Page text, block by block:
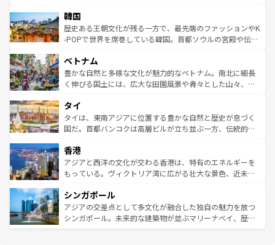
ワイを、存分に味わってほしい。 なお、新着のハワイ情報
はコンテンツ一覧を参照してほしい。
いる。アクティビティも充実しており、サーフィンやダイ
ビング、ハイキングなど、アウトドア好きにはたまらな
い。オーストラリアの多彩な魅力を存分に味わいつくそ
参照してほしい。
ン）、静ひつな山岳地帯である台湾東部など、都市の喧騒
と山間の静けさが共存しており、訪れる人に新しい発見と
驚きをもたらしてくれる。また、奥深い台湾の食文化も魅
容にもいいと評判のスイーツなど、バラエティ豊かな料理
が味わえる。 なお、新着の台湾情報は コンテンツ一覧を参
照してほしい。
韓国
歴史ある王朝文化が残る一方で、最先端のファッションやK
-POPで世界を席巻している韓国。首都ソウルの宮殿や伝統
き、地方に足を延ばせば四季折々の自然美を楽しむことが
できる。そして、キムチや焼肉、絶品のストリートフード
まで、さまざまな韓国料理が待っている。夜には、韓国な
リティに包まれながら、韓国の多彩な魅力を心ゆくまで味
わってみてほしい。 なお、新着の韓国情報はコンテンツ一
覧を参照してほしい。
ベトナム
豊かな自然と多様な文化が魅力的なベトナム。南北に細長
く伸びる国土には、広大な田園風景や青々とした山々、世
急速な発展と共に伝統が息づく。ハノイの古い町並みやホ
ーチミン市のフランス統治時代の建物も、独特の雰囲気を
醸し出している。また、バラエティの豊かさとおいしさで
とつ。フォーやバインミー、ベトナムコーヒーなどは、ぜ
ひ現地で味わいたい。どの地域を訪れてもあたたかい人々
が旅行者を迎えてくれるので、きっと忘れられない旅にな
参照してほしい。
タイ
タイは、東南アジアに位置する豊かな自然と歴史が息づく
国だ。首都バンコクは高層ビルが立ち並ぶ一方、伝統的な
の活気が交差している。北部ではチェンマイなどの山岳地
帯で自然と触れ合い、南部ではプーケットやクラビの美し
いビーチでリゾート気分を楽しむことができる。タイ料理
激する。気候は一年中温暖で、どの季節にも異なる楽しみ
が待っている。親しみやすいタイの人々、仏教を中心とし
た文化、そして多様な観光資源が、訪れる旅人を魅了し続
香港
アジアと西洋の文化が交わる香港は、特有のエネルギーを
もっている。ヴィクトリア湾に広がる壮大な景色、近未来
み、どこを訪れても感動するはず。観光スポットが密集し
ており、効率よく見どころを回れるのも魅力。息をのむよ
うな絶景から文化的な体験まで、香港を存分に楽しみ尽く
シンガポール
アジアの交差点として多文化が融合した独自の魅力を放つ
シンガポール。未来的な建築物が並ぶマリーナベイ、歴史